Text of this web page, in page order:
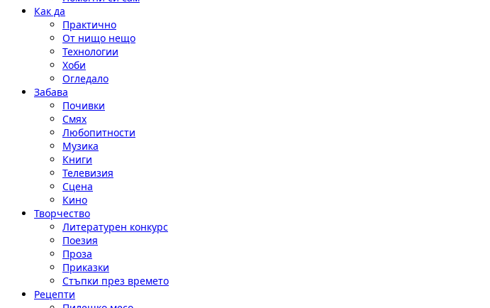
Как да
Практично
От нищо нещо
Технологии
Хоби
Огледало
Забава
Почивки
Смях
Любопитности
Музика
Книги
Телевизия
Сцена
Кино
Творчество
Литературен конкурс
Поезия
Проза
Приказки
Стъпки през времето
Рецепти